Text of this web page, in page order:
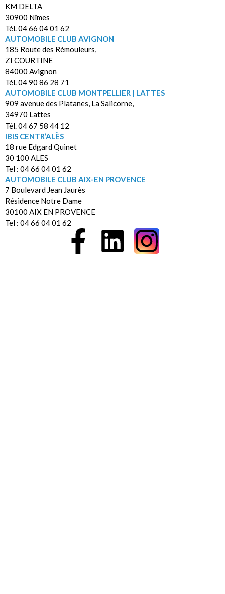
KM DELTA
30900 Nîmes
Tél. 04 66 04 01 62
AUTOMOBILE CLUB AVIGNON
185 Route des Rémouleurs,
ZI COURTINE
84000 Avignon
Tél. 04 90 86 28 71
AUTOMOBILE CLUB MONTPELLIER | LATTES
909 avenue des Platanes, La Salicorne,
34970 Lattes
Tél. 04 67 58 44 12
IBIS CENTR’ALÈS
18 rue Edgard Quinet
30 100 ALES
Tel : 04 66 04 01 62
AUTOMOBILE CLUB AIX-EN PROVENCE
7 Boulevard Jean Jaurès
Résidence Notre Dame
30100 AIX EN PROVENCE
Tel : 04 66 04 01 62